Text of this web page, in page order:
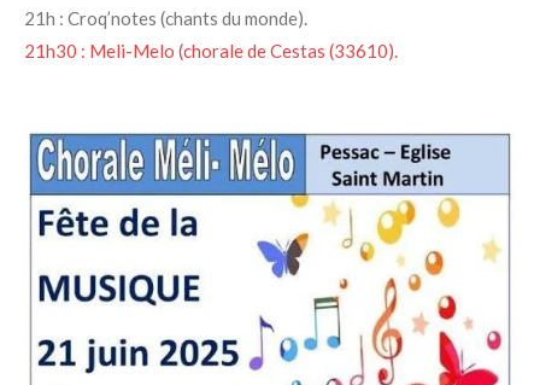
21h : Croq’notes (chants du monde).
21h30 : Meli-Melo (chorale de Cestas (33610).